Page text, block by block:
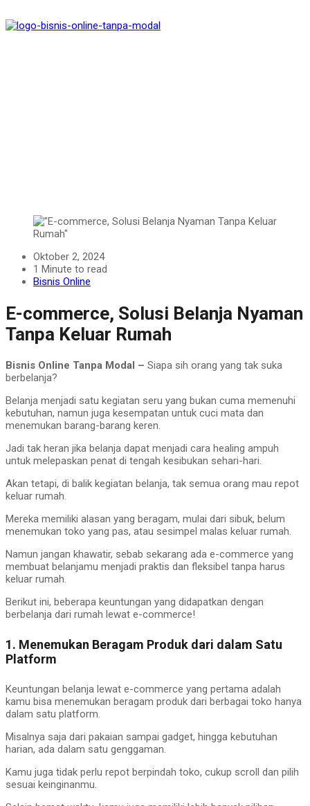
Oktober 2, 2024
1 Minute to read
Bisnis Online
E-commerce, Solusi Belanja Nyaman
Tanpa Keluar Rumah
Bisnis Online Tanpa Modal – Siapa sih orang yang tak suka
berbelanja?
Belanja menjadi satu kegiatan seru yang bukan cuma memenuhi
kebutuhan, namun juga kesempatan untuk cuci mata dan
menemukan barang-barang keren.
Jadi tak heran jika belanja dapat menjadi cara healing ampuh
untuk melepaskan penat di tengah kesibukan sehari-hari.
Akan tetapi, di balik kegiatan belanja, tak semua orang mau repot
keluar rumah.
Mereka memiliki alasan yang beragam, mulai dari sibuk, belum
menemukan toko yang pas, atau sesimpel malas keluar rumah.
Namun jangan khawatir, sebab sekarang ada e-commerce yang
membuat belanjamu menjadi praktis dan fleksibel tanpa harus
keluar rumah.
Berikut ini, beberapa keuntungan yang didapatkan dengan
berbelanja dari rumah lewat e-commerce!
1. Menemukan Beragam Produk dari dalam Satu
Platform
Keuntungan belanja lewat e-commerce yang pertama adalah
kamu bisa menemukan beragam produk dari berbagai toko hanya
dalam satu platform.
Misalnya saja dari pakaian sampai gadget, hingga kebutuhan
harian, ada dalam satu genggaman.
Kamu juga tidak perlu repot berpindah toko, cukup scroll dan pilih
sesuai keinginanmu.